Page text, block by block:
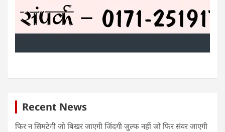
Recent News
फिर न सिमटेगी जो बिखर जाएगी जिंदगी जुल्फ नहीं जो फिर संवर जाएगी